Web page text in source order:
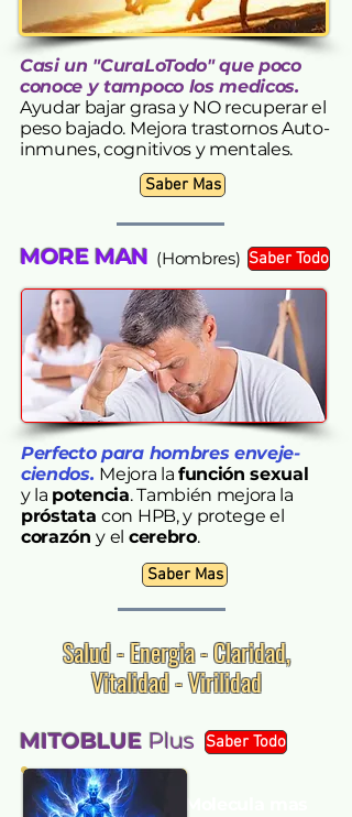
Casi un "CuraLoTodo" que poco
conoce y tampoco los medicos.
Ayudar bajar grasa y NO recuperar el
peso bajado. Mejora trastornos Auto-
inmunes, cognitivos y mentales.
Saber Mas
MORE MAN (Hombres) Saber Todo
Perfecto para hombres enveje-
ciendos. Mejora la función sexual
y la potencia. También mejora la
próstatacon HPB, y protege el
corazóny el cerebro.
Saber Mas
Salud - Energia - Claridad,
Vitalidad - Virilidad
MITOBLUE Plus Saber Todo
La Molecula mas